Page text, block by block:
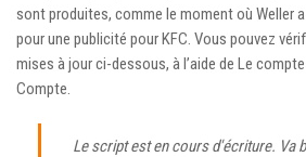
sont produites, comme le moment où Weller
pour une publicité pour KFC. Vous pouvez
mises à jour ci-dessous, à l’aide de Le
Compte.
Le script est en cours d'écriture. Va